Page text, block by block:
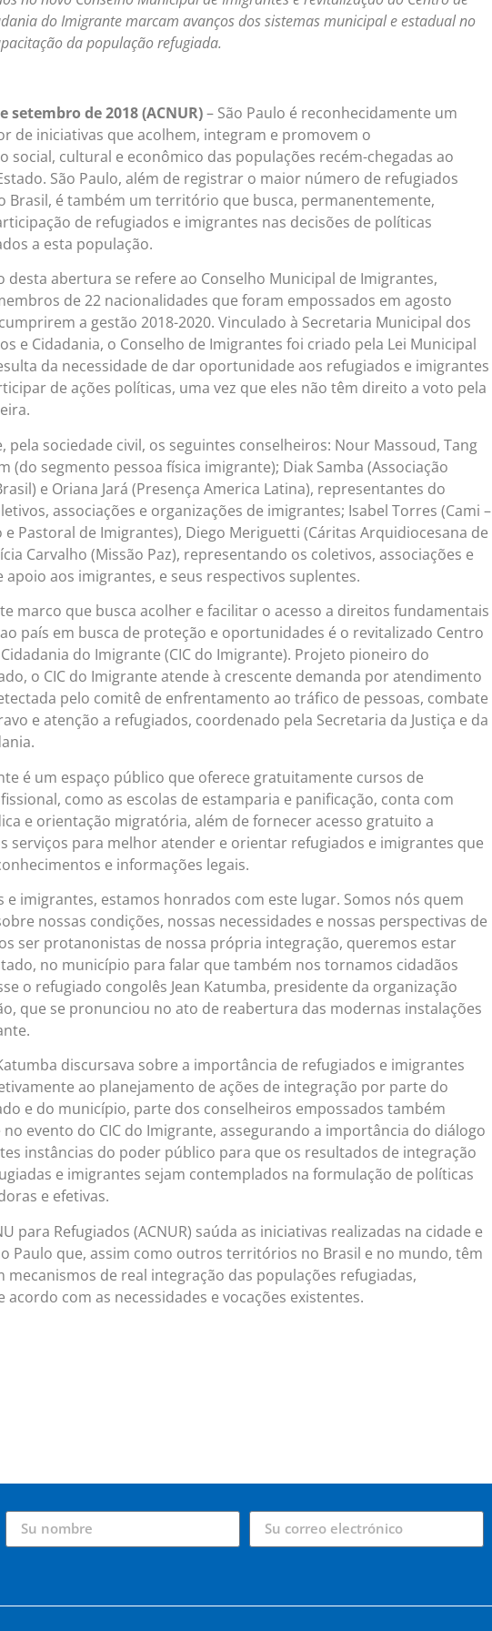
do Imigrante marcam avanços dos sistemas municipal e estadual no
da população refugiada.
setembro de 2018 (ACNUR)– São Paulo é reconhecidamente um
de iniciativas que acolhem, integram e promovem o
social, cultural e econômico das populações recém-chegadas ao
São Paulo, além de registrar o maior número de refugiados
Brasil, é também um território que busca, permanentemente,
de refugiados e imigrantes nas decisões de políticas
a esta população.
desta abertura se refere ao Conselho Municipal de Imigrantes,
de 22 nacionalidades que foram empossados em agosto
a gestão 2018-2020. Vinculado à Secretaria Municipal dos
e Cidadania, o Conselho de Imigrantes foi criado pela Lei Municipal
da necessidade de dar oportunidade aos refugiados e imigrantes
de ações políticas, uma vez que eles não têm direito a voto pela
pela sociedade civil, os seguintes conselheiros: Nour Massoud, Tang
(do segmento pessoa física imigrante); Diak Samba (Associação
e Oriana Jará (Presença America Latina), representantes do
associações e organizações de imigrantes; Isabel Torres (Cami –
e Pastoral de Imigrantes), Diego Meriguetti (Cáritas Arquidiocesana de
Carvalho (Missão Paz), representando os coletivos, associações e
apoio aos imigrantes, e seus respectivos suplentes.
marco que busca acolher e facilitar o acesso a direitos fundamentais
país em busca de proteção e oportunidades é o revitalizado Centro
do Imigrante (CIC do Imigrante). Projeto pioneiro do
o CIC do Imigrante atende à crescente demanda por atendimento
pelo comitê de enfrentamento ao tráfico de pessoas, combate
e atenção a refugiados, coordenado pela Secretaria da Justiça e da
é um espaço público que oferece gratuitamente cursos de
como as escolas de estamparia e panificação, conta com
e orientação migratória, além de fornecer acesso gratuito a
serviços para melhor atender e orientar refugiados e imigrantes que
e informações legais.
e imigrantes, estamos honrados com este lugar. Somos nós quem
nossas condições, nossas necessidades e nossas perspectivas de
ser protanonistas de nossa própria integração, queremos estar
no município para falar que também nos tornamos cidadãos
o refugiado congolês Jean Katumba, presidente da organização
que se pronunciou no ato de reabertura das modernas instalações
discursava sobre a importância de refugiados e imigrantes
ao planejamento de ações de integração por parte do
e do município, parte dos conselheiros empossados também
evento do CIC do Imigrante, assegurando a importância do diálogo
instâncias do poder público para que os resultados de integração
e imigrantes sejam contemplados na formulação de políticas
e efetivas.
para Refugiados (ACNUR) saúda as iniciativas realizadas na cidade e
Paulo que, assim como outros territórios no Brasil e no mundo, têm
de real integração das populações refugiadas,
acordo com as necessidades e vocações existentes.